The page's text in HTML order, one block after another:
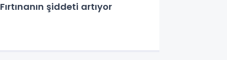
Fırtınanın şiddeti artıyor